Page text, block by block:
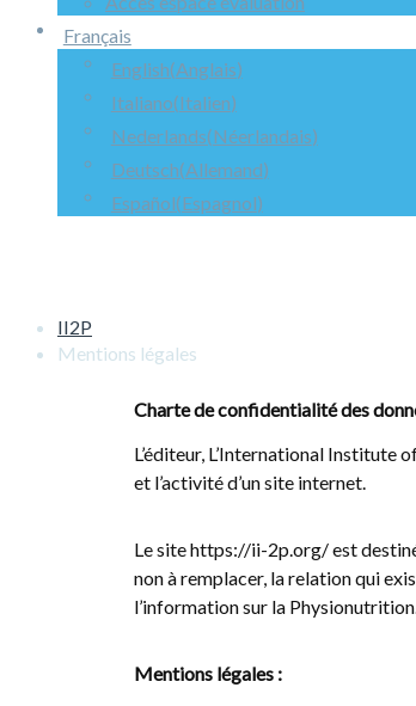
Français
English(Anglais)
Italiano(Italien)
Nederlands(Néerlandais)
Deutsch(Allemand)
Español(Espagnol)
II2P
Mentions légales
Charte de confidentialité des
L’éditeur, L’International Institute
et l’activité d’un site internet.
Le site https://ii-2p.org/ est
non à remplacer, la relation qui
l’information sur la
Mentions légales :